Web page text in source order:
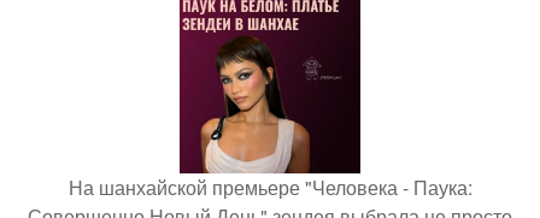
На шанхайской премьере "Человека - Паука: